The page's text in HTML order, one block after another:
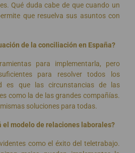
Qué duda cabe de que cuando un
que resuelva sus asuntos con
de la conciliación en España?
para implementarla, pero
para resolver todos los
es que las circunstancias de las
como la de las grandes compañías.
soluciones para todas.
el modelo de relaciones laborales?
como el éxito del teletrabajo.